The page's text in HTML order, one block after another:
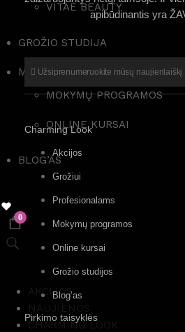
VITAE BEAUTY
GROŽIO STUDIJA
MOKYMAI
MOKYMŲ PROGRAMOS
ONLINE KURSAI
BLOG’AS
0
AKCIJOS
NAUJIENOS
CHARMING LOOK
apibūdinantis yra
Užsiprenumeruokite mūsų naujienlaiškį
Charming Look
Akcijos
Grožiui
Profesionalams
Mokymų programos
Online kursai
Grožio studijos
Blog’as
Pirkimo taisyklės